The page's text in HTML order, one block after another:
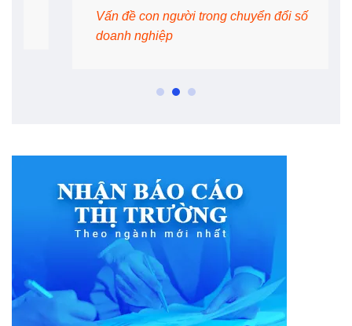
Vấn đề con người trong chuyển đổi số
doanh nghiệp